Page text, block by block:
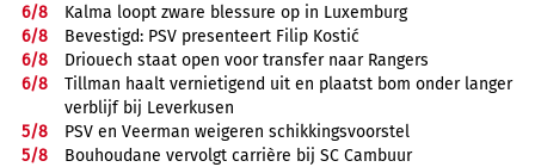
6/8
Kalma loopt zware blessure op in Luxemburg
6/8
Bevestigd: PSV presenteert Filip Kostić
6/8
Driouech staat open voor transfer naar Rangers
6/8
Tillman haalt vernietigend uit en plaatst bom onder langer
verblijf bij Leverkusen
5/8
PSV en Veerman weigeren schikkingsvoorstel
5/8
Bouhoudane vervolgt carrière bij SC Cambuur